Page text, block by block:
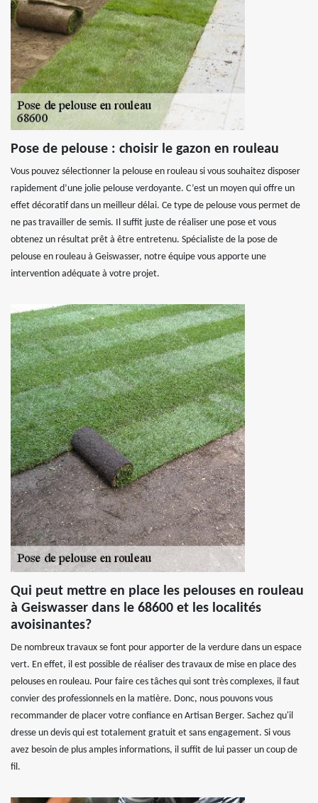
Pose de pelouse : choisir le gazon en rouleau
Vous pouvez sélectionner la pelouse en rouleau si vous souhaitez disposer
rapidement d’une jolie pelouse verdoyante. C’est un moyen qui offre un
effet décoratif dans un meilleur délai. Ce type de pelouse vous permet de
ne pas travailler de semis. Il suffit juste de réaliser une pose et vous
obtenez un résultat prêt à être entretenu. Spécialiste de la pose de
pelouse en rouleau à Geiswasser, notre équipe vous apporte une
intervention adéquate à votre projet.
Qui peut mettre en place les pelouses en rouleau
à Geiswasser dans le 68600 et les localités
avoisinantes?
De nombreux travaux se font pour apporter de la verdure dans un espace
vert. En effet, il est possible de réaliser des travaux de mise en place des
pelouses en rouleau. Pour faire ces tâches qui sont très complexes, il faut
convier des professionnels en la matière. Donc, nous pouvons vous
recommander de placer votre confiance en Artisan Berger. Sachez qu'il
dresse un devis qui est totalement gratuit et sans engagement. Si vous
avez besoin de plus amples informations, il suffit de lui passer un coup de
fil.